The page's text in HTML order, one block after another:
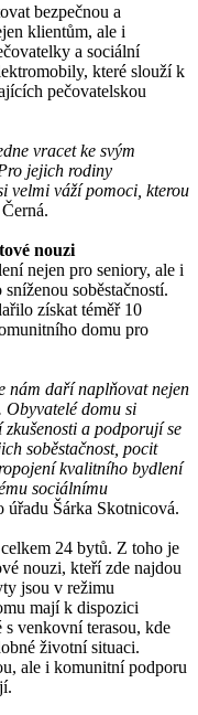
bezpečnou a
klientům, ale i
a sociální
které slouží k
pečovatelskou
vracet ke svým
jejich rodiny
velmi váží pomoci, kterou
nouzi
nejen pro seniory, ale i
soběstačností.
získat téměř 10
domu pro
nám daří naplňovat nejen
Obyvatelé domu si
a podporují se
soběstačnost, pocit
kvalitního bydlení
sociálnímu
úřadu Šárka Skotnicová.
24 bytů. Z toho je
nouzi, kteří zde najdou
jsou v režimu
mají k dispozici
venkovní terasou, kde
životní situaci.
ale i komunitní podporu